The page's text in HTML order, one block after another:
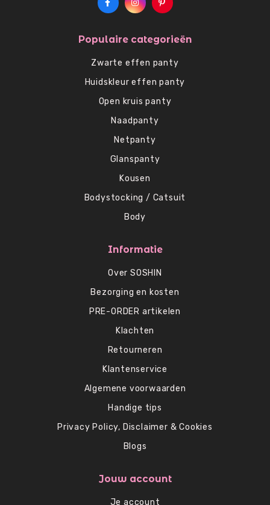
Populaire categorieën
Zwarte effen panty
Huidskleur effen panty
Open kruis panty
Naadpanty
Netpanty
Glanspanty
Kousen
Bodystocking / Catsuit
Body
Informatie
Over SOSHIN
Bezorging en kosten
PRE-ORDER artikelen
Klachten
Retourneren
Klantenservice
Algemene voorwaarden
Handige tips
Privacy Policy, Disclaimer & Cookies
Blogs
Jouw account
Je account